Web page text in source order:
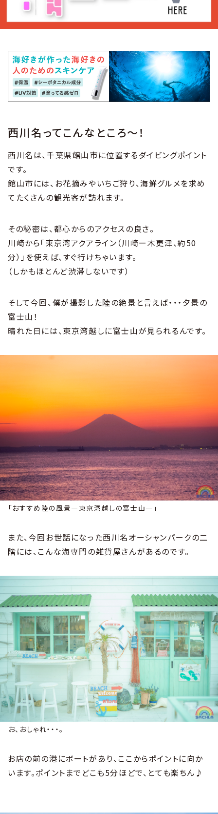
西川名ってこんなところ〜！
西川名は、千葉県館山市に位置するダイビングポイント
です。
館山市には、お花摘みやいちご狩り、海鮮グルメを求め
てたくさんの観光客が訪れます。
その秘密は、都心からのアクセスの良さ。
川崎から「東京湾アクアライン（川崎ー木更津、約50
分）」を使えば、すぐ行けちゃいます。
（しかもほとんど渋滞しないです）
そして今回、僕が撮影した陸の絶景と言えば・・・夕景の
富士山！
晴れた日には、東京湾越しに富士山が見られるんです。
「おすすめ陸の風景―東京湾越しの富士山―」
また、今回お世話になった西川名オーシャンパークの二
階には、こんな海専門の雑貨屋さんがあるのです。
お、おしゃれ・・・。
お店の前の港にボートがあり、ここからポイントに向か
います。ポイントまでどこも5分ほどで、とても楽ちん♪